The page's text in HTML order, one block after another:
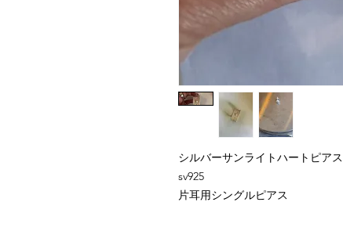
シルバーサンライトハートピアス
sv925
片耳用シングルピアス